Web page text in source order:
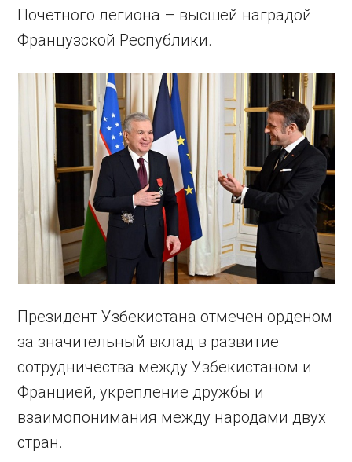
Почётного легиона – высшей наградой
Французской Республики.
Президент Узбекистана отмечен орденом
за значительный вклад в развитие
сотрудничества между Узбекистаном и
Францией, укрепление дружбы и
взаимопонимания между народами двух
стран.